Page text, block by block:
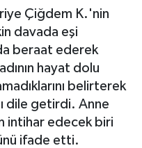
Çiğdem K.'nin
davada eşi
beraat ederek
hayat dolu
belirterek
dile getirdi. Anne
intihar edecek biri
ifade etti.